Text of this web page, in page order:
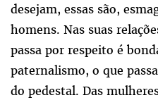
desejam, essas são,
homens. Nas suas
passa por respeito é
paternalismo, o que
do pedestal. Das